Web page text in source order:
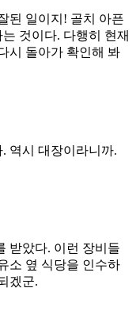
된 일이지! 골치 아픈
것이다. 다행히 현재
시 돌아가 확인해 봐
역시 대장이라니까.
받았다. 이런 장비들
소 옆 식당을 인수하
겠군.